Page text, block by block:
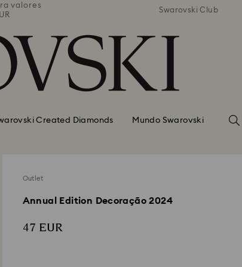
valores
Envio normal gratuito para valores
superiores a 99 EUR
Swarovski Club
Created Diamonds Mundo Swarovski
Outlet
Annual Edition Decoração 2024
47 EUR